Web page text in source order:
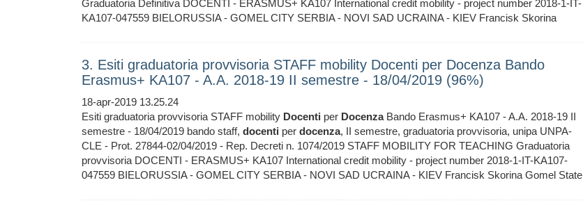
Graduatoria Definitiva DOCENTI - ERASMUS+ KA107 International credit mobility - project number 2018-1-IT-
KA107-047559 BIELORUSSIA - GOMEL CITY SERBIA - NOVI SAD UCRAINA - KIEV Francisk Skorina
3. Esiti graduatoria provvisoria STAFF mobility Docenti per Docenza Bando
Erasmus+ KA107 - A.A. 2018-19 II semestre - 18/04/2019 (96%)
18-apr-2019 13.25.24
Esiti graduatoria provvisoria STAFF mobility Docenti per DocenzaBando Erasmus+ KA107 - A.A. 2018-19 II
semestre - 18/04/2019 bando staff, docenti per docenza, II semestre, graduatoria provvisoria, unipa UNPA-
CLE - Prot. 27844-02/04/2019 - Rep. Decreti n. 1074/2019 STAFF MOBILITY FOR TEACHING Graduatoria
provvisoria DOCENTI - ERASMUS+ KA107 International credit mobility - project number 2018-1-IT-KA107-
047559 BIELORUSSIA - GOMEL CITY SERBIA - NOVI SAD UCRAINA - KIEV Francisk Skorina Gomel State